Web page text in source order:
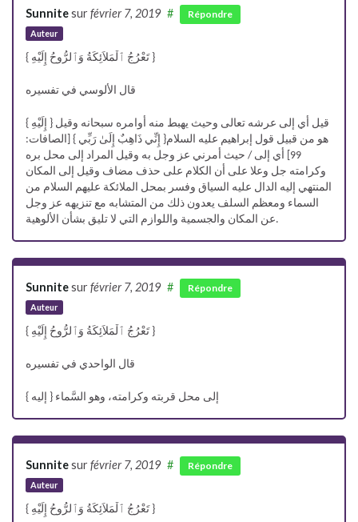
Sunnitesur février 7, 2019
Auteur
# Répondre
{ تَعْرُجُ ٱلْمَلاَئِكَةُ وَٱلرُّوحُ إِلَيْهِ }
قال الألوسي في تفسيره
{ إِلَيْهِ } قيل أي إلى عرشه تعالى وحيث يهبط منه أوامره سبحانه وقيل
هو من قبيل قول إبراهيم عليه السلام{ إِنِّي ذَاهِبٌ إِلَىٰ رَبِّي } [الصافات:
99] أي إلى / حيث أمرني عز وجل به وقيل المراد إلى محل بره
وكرامته جل وعلا على أن الكلام على حذف مضاف وقيل إلى المكان
المنتهي إليه الدال عليه السياق وفسر بمحل الملائكة عليهم السلام من
السماء ومعظم السلف يعدون ذلك من المتشابه مع تنزيهه عز وجل
عن المكان والجسمية واللوازم التي لا تليق بشأن الألوهية.
Sunnitesur février 7, 2019
Auteur
# Répondre
{ تَعْرُجُ ٱلْمَلاَئِكَةُ وَٱلرُّوحُ إِلَيْهِ }
قال الواحدي في تفسيره
{ إليه } إلى محل قربته وكرامته، وهو السَّماء
Sunnitesur février 7, 2019
Auteur
# Répondre
{ تَعْرُجُ ٱلْمَلاَئِكَةُ وَٱلرُّوحُ إِلَيْهِ }